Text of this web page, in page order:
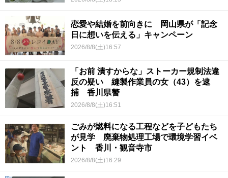
恋愛や結婚を前向きに 岡山県が「記念
日に想いを伝える」キャンペーン
2026/8/8(土)16:57
「お前 潰すからな」ストーカー規制法違
反の疑い 縫製作業員の女（43）を逮
捕 香川県警
2026/8/8(土)16:51
ごみが燃料になる工程などを子どもたち
が見学 廃棄物処理工場で環境学習イベ
ント 香川・観音寺市
2026/8/8(土)16:29